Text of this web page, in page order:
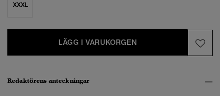
XXXL
LÄGG I VARUKORGEN
Redaktörens anteckningar